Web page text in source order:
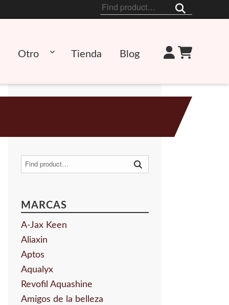
Buscar
Otro Tienda Blog
Buscar
MARCAS
A-Jax Keen
Aliaxin
Aptos
Aqualyx
Revofil Aquashine
Amigos de la belleza